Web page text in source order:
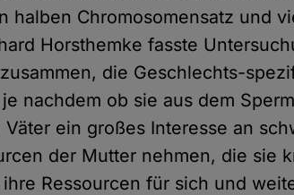
halben Chromosomensatz und
Horsthemke fasste
die Geschlechts-
nachdem ob sie aus dem
ein großes Interesse an
der Mutter nehmen, die sie
Ressourcen für sich und